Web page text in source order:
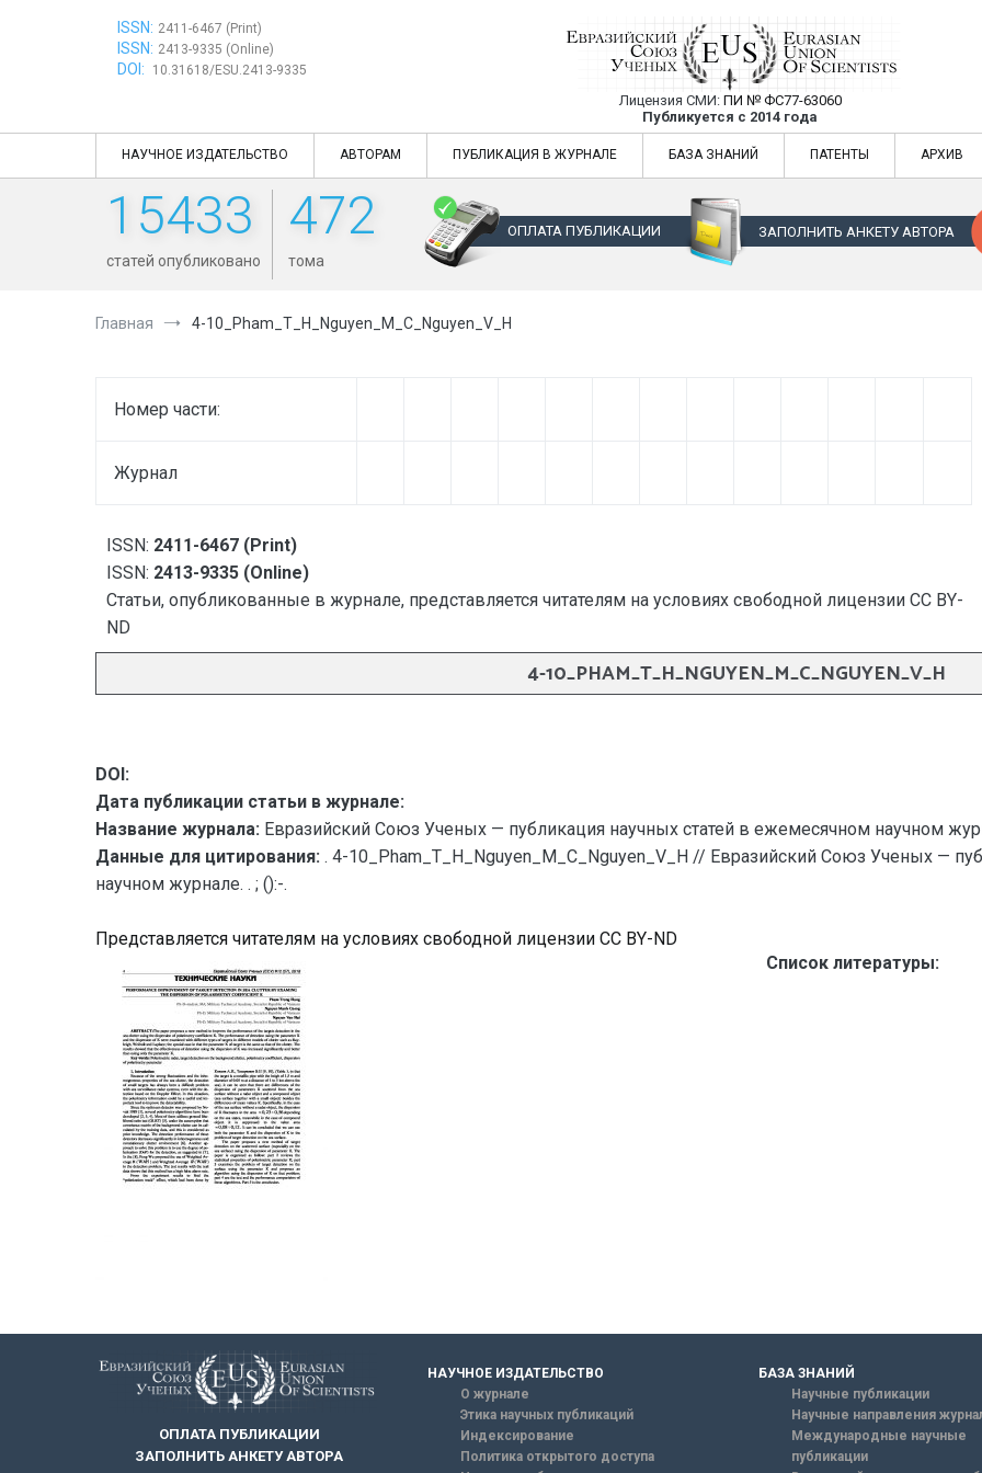
ISSN: 2411-6467 (Print)
ISSN: 2413-9335 (Online)
DOI: 10.31618/ESU.2413-9335
Евразийский Союз Ученых —
Лицензия СМИ: ПИ № ФС77-63060
Публикуется с 2014 года
Евразийский Союз Ученых — публикация научных статей в
НАУЧНОЕ ИЗДАТЕЛЬСТВО АВТОРАМ ПУБЛИКАЦИЯ В ЖУРНАЛЕ БАЗА ЗНАНИЙ ПАТЕНТЫ АРХИВ
15433
статей опубликовано
472
тома
ОПЛАТА ПУБЛИКАЦИИ ЗАПОЛНИТЬ АНКЕТУ АВТОРА
Главная 4-10_Pham_T_H_Nguyen_M_C_Nguyen_V_H
Номер части:
Журнал
ISSN: 2411-6467 (Print)
ISSN: 2413-9335 (Online)
Статьи, опубликованные в журнале, представляется читателям на условиях свободной лицензии CC BY-
ND
4-10_PHAM_T_H_NGUYEN_M_C_NGUYEN_V_H
DOI:
Дата публикации статьи в журнале:
Название журнала: Евразийский Союз Ученых — публикация научных статей в ежемесячном научном
Данные для цитирования: . 4-10_Pham_T_H_Nguyen_M_C_Nguyen_V_H // Евразийский Союз Ученых —
научном журнале. . ; ():-.
Представляется читателям на условиях свободной лицензии CC BY-ND
Список литературы:
ОПЛАТА ПУБЛИКАЦИИ
ЗАПОЛНИТЬ АНКЕТУ АВТОРА
НАУЧНОЕ ИЗДАТЕЛЬСТВО
О журнале
Этика научных публикаций
Индексирование
Политика открытого доступа
БАЗА ЗНАНИЙ
Научные публикации
Научные направления
Международные научные
публикации